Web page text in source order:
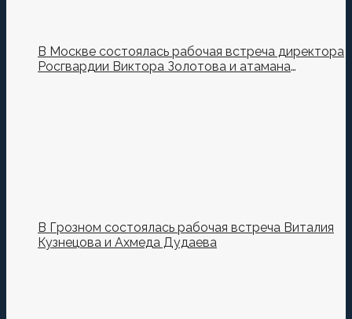
В Москве состоялась рабочая встреча директора
Росгвардии Виктора Золотова и атамана
В Грозном состоялась рабочая встреча Виталия
Кузнецова и Ахмеда Дудаева